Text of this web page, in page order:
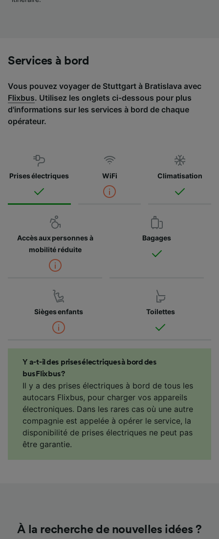
Services à bord
Vous pouvez voyager de Stuttgart à Bratislava avec
Flixbus. Utilisez les onglets ci-dessous pour plus
d'informations sur les services à bord de chaque
opérateur.
Prises électriques WiFi Climatisation
Accès aux personnes à
mobilité réduite
Bagages
Sièges enfants Toilettes
Y a-t-il des prises électriques à bord des
bus Flixbus ?
Il y a des prises électriques à bord de tous les
autocars Flixbus, pour charger vos appareils
électroniques. Dans les rares cas où une autre
compagnie est appelée à opérer le service, la
disponibilité de prises électriques ne peut pas
être garantie.
À la recherche de nouvelles idées ?